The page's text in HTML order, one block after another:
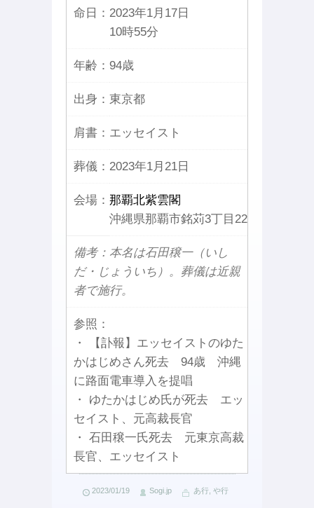
命日： 2023年1月17日
10時55分
年齢： 94歳
出身： 東京都
肩書： エッセイスト
葬儀： 2023年1月21日
会場： 那覇北紫雲閣
沖縄県那覇市銘苅3丁目22
備考：本名は石田穣一（いし
だ・じょういち）。葬儀は近親
者で施行。
参照：
・ 【訃報】エッセイストのゆた
かはじめさん死去 94歳 沖縄
に路面電車導入を提唱
・ ゆたかはじめ氏が死去 エッ
セイスト、元高裁長官
・ 石田穣一氏死去 元東京高裁
長官、エッセイスト
2023/01/19 Sogi.jp あ行, や行